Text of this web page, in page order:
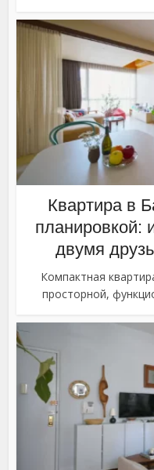
Квартира в
планировкой:
двумя
Компактная
просторной,